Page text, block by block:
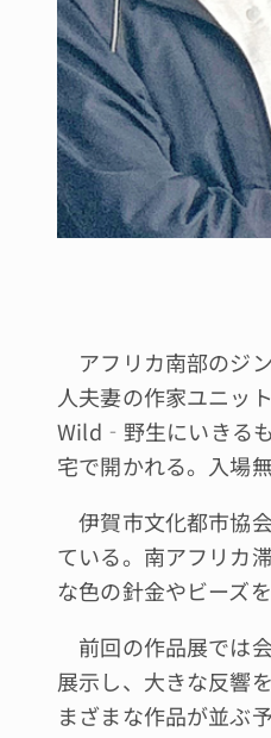
アフリカ南部のジ
人夫妻の作家ユニッ
Wild‐野生にいきる
宅で開かれる。入場無
伊賀市文化都市協
ている。南アフリカ
な色の針金やビーズ
前回の作品展では
展示し、大きな反響
まざまな作品が並ぶ予